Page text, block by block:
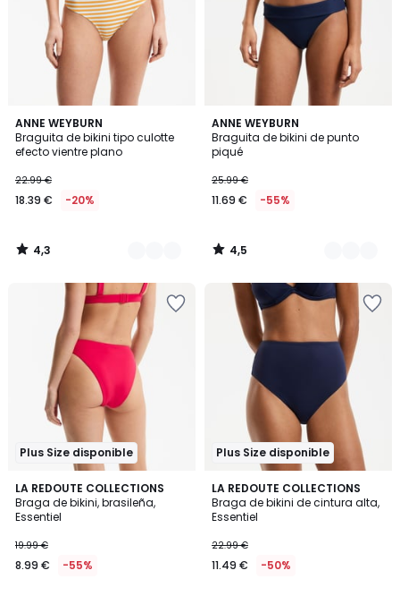
ANNE WEYBURN
Braguita de bikini tipo culotte
efecto vientre plano
€
en
de
22.99
descuento
aplicado.
22.99 €
18.39 € -20%
4,3
/ 5
2
Colores
4,3
/
ANNE WEYBURN
Braguita de bikini de punto
piqué
25.99 €
11.69 € -55%
4,5
/ 5
2
Colores
4,5
/
Plus Size disponible
LA REDOUTE COLLECTIONS
Braga de bikini, brasileña,
Essentiel
19.99 €
8.99 € -55%
4,3
/ 5
2
Colores
Plus Size disponible
LA REDOUTE COLLECTIONS
Braga de bikini de cintura alta,
Essentiel
22.99 €
11.49 € -50%
4,2
/ 5
4
Colores